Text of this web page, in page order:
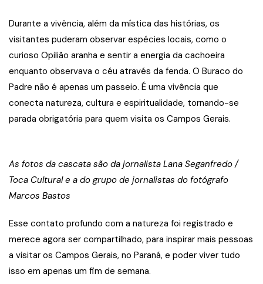
Durante a vivência, além da mística das histórias, os
visitantes puderam observar espécies locais, como o
curioso Opilião aranha e sentir a energia da cachoeira
enquanto observava o céu através da fenda. O Buraco do
Padre não é apenas um passeio. É uma vivência que
conecta natureza, cultura e espiritualidade, tornando-se
parada obrigatória para quem visita os Campos Gerais.
As fotos da cascata são da jornalista Lana Seganfredo /
Toca Cultural e a do grupo de jornalistas do fotógrafo
Marcos Bastos
Esse contato profundo com a natureza foi registrado e
merece agora ser compartilhado, para inspirar mais pessoas
a visitar os Campos Gerais, no Paraná, e poder viver tudo
isso em apenas um fim de semana.